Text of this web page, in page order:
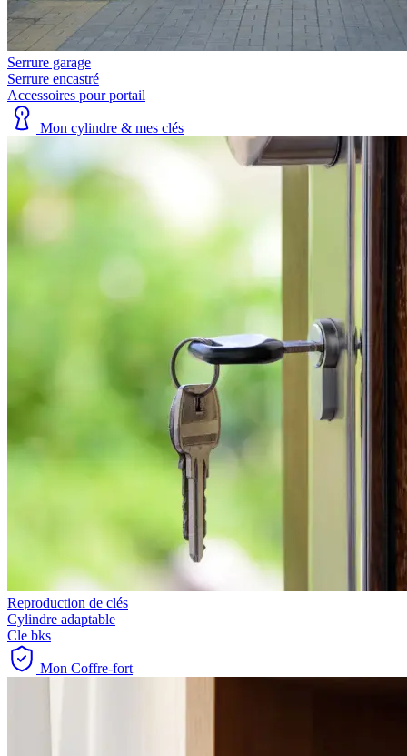
Serrure garage
Serrure encastré
Accessoires pour portail
Mon cylindre & mes clés
Reproduction de clés
Cylindre adaptable
Cle bks
Mon Coffre-fort